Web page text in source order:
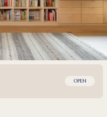
OPEN